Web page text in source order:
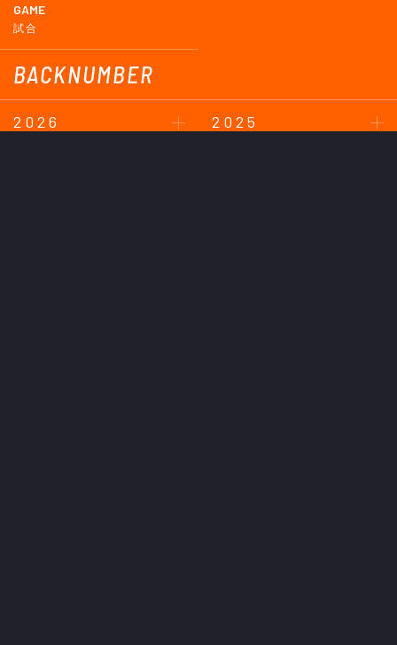
GAME
試合
BACKNUMBER
2026
2025